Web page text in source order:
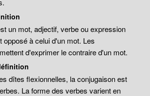
un mot, adjectif, verbe ou expression
opposé à celui d'un mot. Les
d'exprimer le contraire d'un mot.
dîtes flexionnelles, la conjugaison est
La forme des verbes varient en